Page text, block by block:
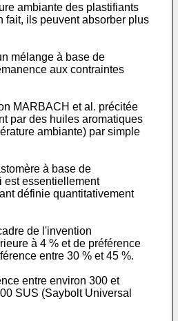
ambiante des plastifiants
fait, ils peuvent absorber plus
mélange à base de
aux contraintes
MARBACH et al. précitée
par des huiles aromatiques
ambiante) par simple
à base de
est essentiellement
définie quantitativement
de l'invention
à 4 % et de préférence
entre 30 % et 45 %.
entre environ 300 et
SUS (Saybolt Universal